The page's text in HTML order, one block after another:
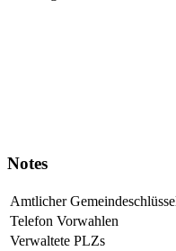
Notes
Amtlicher
Telefon Vorwahlen
Verwaltete PLZs